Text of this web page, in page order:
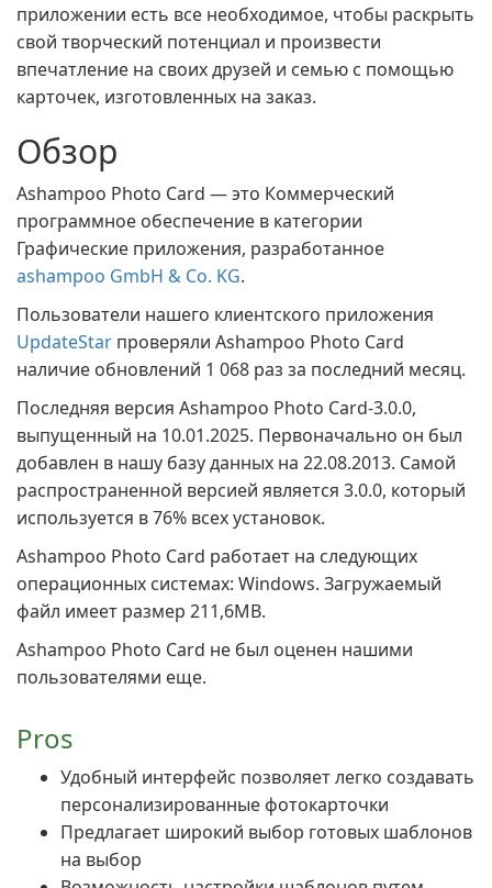
приложении есть все необходимое, чтобы раскрыть
свой творческий потенциал и произвести
впечатление на своих друзей и семью с помощью
карточек, изготовленных на заказ.
Обзор
Ashampoo Photo Card — это Коммерческий
программное обеспечение в категории
Графические приложения, разработанное
ashampoo GmbH & Co. KG.
Пользователи нашего клиентского приложения
UpdateStar проверяли Ashampoo Photo Card
наличие обновлений 1 068 раз за последний месяц.
Последняя версия Ashampoo Photo Card-3.0.0,
выпущенный на 10.01.2025. Первоначально он был
добавлен в нашу базу данных на 22.08.2013. Самой
распространенной версией является 3.0.0, который
используется в 76% всех установок.
Ashampoo Photo Card работает на следующих
операционных системах: Windows. Загружаемый
файл имеет размер 211,6MB.
Ashampoo Photo Card не был оценен нашими
пользователями еще.
Pros
Удобный интерфейс позволяет легко создавать
персонализированные фотокарточки
Предлагает широкий выбор готовых шаблонов
на выбор